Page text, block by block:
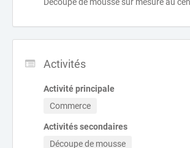
Activités
Activité principale
Commerce
Activités secondaires
Découpe de mousse